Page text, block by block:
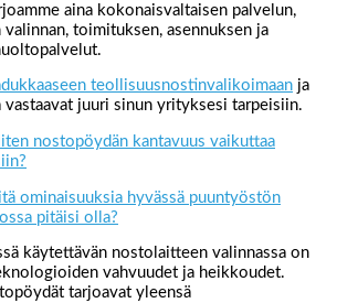
aina kokonaisvaltaisen palvelun,
toimituksen, asennuksen ja
teollisuusnostinvalikoimaan ja
vastaavat juuri sinun yrityksesi tarpeisiin.
nostopöydän kantavuus vaikuttaa
ominaisuuksia hyvässä puuntyöstön
pitäisi olla?
käytettävän nostolaitteen valinnassa on
vahvuudet ja heikkoudet.
tarjoavat yleensä